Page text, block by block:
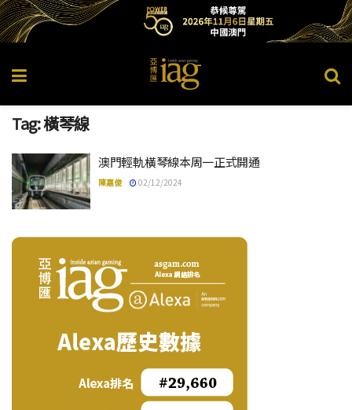
Tag:橫琴線
澳門輕軌橫琴線本周一正式開通
陳嘉俊 02/12/2024